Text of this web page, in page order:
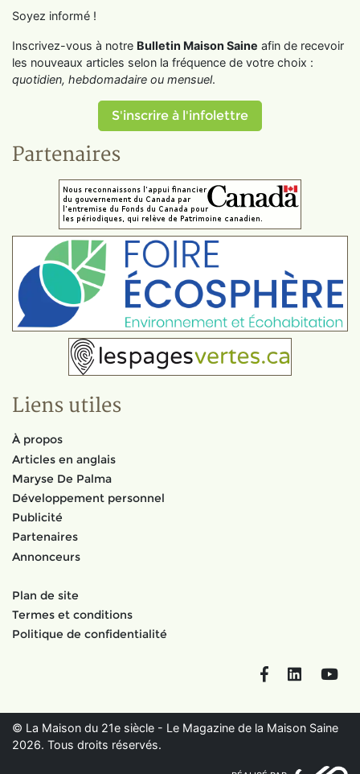
Soyez informé !
Inscrivez-vous à notre Bulletin Maison Saine afin de recevoir
les nouveaux articles selon la fréquence de votre choix :
quotidien, hebdomadaire ou mensuel.
S'inscrire à l'infolettre
Partenaires
Liens utiles
À propos
Articles en anglais
Maryse De Palma
Développement personnel
Publicité
Partenaires
Annonceurs
Plan de site
Termes et conditions
Politique de confidentialité
FacebookLinkedIn
© La Maison du 21e siècle - Le Magazine de la Maison Saine
2026. Tous droits réservés.